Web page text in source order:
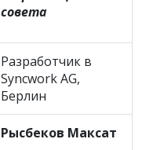
совета
Разработчик в
Syncwork AG,
Берлин
Рысбеков Максат